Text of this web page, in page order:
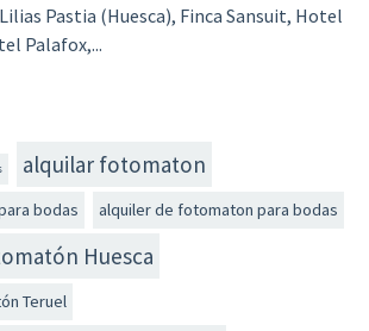
Pastia (Huesca), Finca Sansuit, Hotel
Palafox,...
alquilar fotomaton
bodas alquiler de fotomaton para bodas
Huesca
Teruel